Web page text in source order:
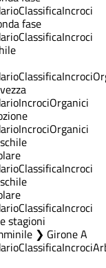
ClassificaIncroci
fase
ClassificaIncroci
ClassificaIncroci
IncrociOrganici
IncrociOrganici
ClassificaIncroci
ClassificaIncroci
stagioni
❯ Girone A
ClassificaIncroci